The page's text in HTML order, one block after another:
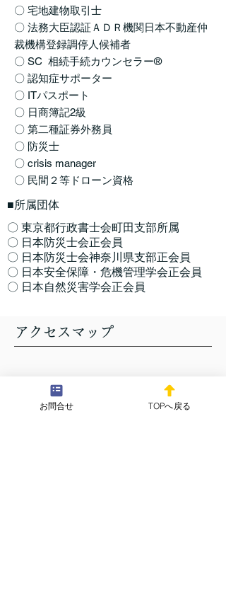
〇 宅地建物取引士
〇 法務大臣認証ＡＤＲ機関日本不動産仲
裁機構登録調停人候補者
〇 SC 相続手続カウンセラー®
〇 認知症サポーター
〇 ITパスポート
〇 日商簿記2級
〇 第二種証券外務員
〇 防災士
〇 crisis manager
〇 民間２等ドローン資格
■所属団体
〇 東京都行政書士会町田支部所属
〇 日本防災士会正会員
〇 日本防災士会神奈川県支部正会員
〇 日本安全保障・危機管理学会正会員
〇 日本自然災害学会正会員
アクセスマップ
お問合せ TOPへ戻る